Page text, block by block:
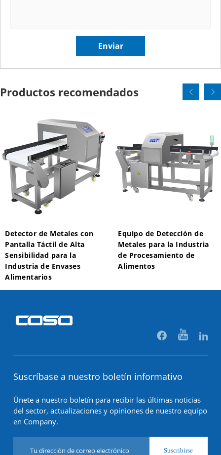
Productos recomendados
Detector de Metales con
Pantalla Táctil de Alta
Sensibilidad para la
Industria de Envases
Alimentarios
Equipo de Detección de
Metales para la Industria
de Procesamiento de
Alimentos
Suscríbase a nuestro boletín informativo
Únete a nuestro boletín para recibir las últimas noticias
del sector, actualizaciones y opiniones de nuestro equipo
en Company.
Suscribirse